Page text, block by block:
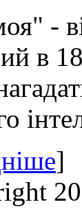
-
в
]